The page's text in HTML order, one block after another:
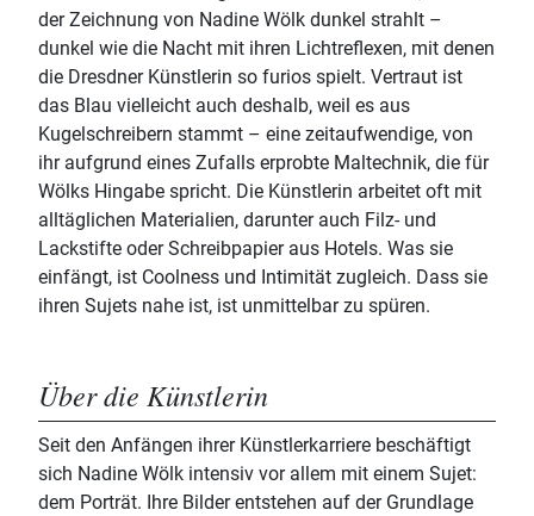
der Zeichnung von Nadine Wölk dunkel strahlt –
dunkel wie die Nacht mit ihren Lichtreflexen, mit denen
die Dresdner Künstlerin so furios spielt. Vertraut ist
das Blau vielleicht auch deshalb, weil es aus
Kugelschreibern stammt – eine zeitaufwendige, von
ihr aufgrund eines Zufalls erprobte Maltechnik, die für
Wölks Hingabe spricht. Die Künstlerin arbeitet oft mit
alltäglichen Materialien, darunter auch Filz- und
Lackstifte oder Schreibpapier aus Hotels. Was sie
einfängt, ist Coolness und Intimität zugleich. Dass sie
ihren Sujets nahe ist, ist unmittelbar zu spüren.
Über die Künstlerin
Seit den Anfängen ihrer Künstlerkarriere beschäftigt
sich Nadine Wölk intensiv vor allem mit einem Sujet:
dem Porträt. Ihre Bilder entstehen auf der Grundlage